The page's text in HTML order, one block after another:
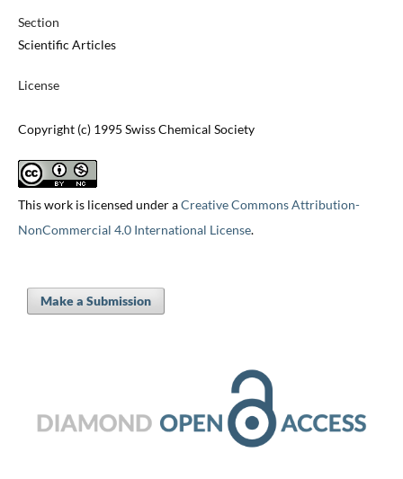
Section
Scientific Articles
License
Copyright (c) 1995 Swiss Chemical Society
This work is licensed under aCreative Commons Attribution-
NonCommercial 4.0 International License.
Make a Submission